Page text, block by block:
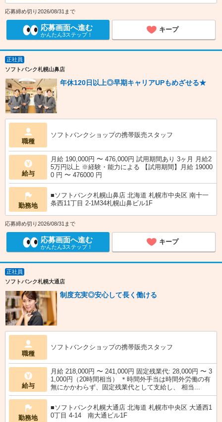
応募締め切り2026/08/31まで
応募画面へ進む
かんたん3ステップ！
キープ
正社員
ソフトバンク札幌山鼻店
年休120日以上◎早期キャリアUPもめざせる★
職種
ソフトバンクショップの携帯販売スタッフ
給与
月給 190,000円 〜 476,000円 試用期間あり 3ヶ月 月給2
5万円以上 ※経験・能力による 【試用期間】月給 19000
0 円 〜 476000 円
勤務地
■ソフトバンク札幌山鼻店 北海道 札幌市中央区 南十一
条西11丁目 2‐1M34札幌山鼻ビル1F
応募締め切り2026/08/31まで
応募画面へ進む
かんたん3ステップ！
キープ
正社員
ソフトバンク札幌大通店
制度充実◎安心して長く働ける
職種
ソフトバンクショップの携帯販売スタッフ
給与
月給 218,000円 〜 241,000円 固定残業代: 28,000円 〜 3
1,000円（20時間相当） ＊時間外手当は時間外労働の有
無にかかわらず、固定残業代として支給し、 相当...
勤務地
■ソフトバンク札幌大通店 北海道 札幌市中央区 大通西1
0丁目 4‐14 南大通ビル1F